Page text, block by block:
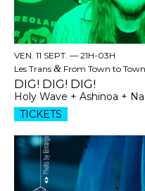
VEN. 11 SEPT. — 21H-03H
Les Trans & From Town to
DIG! DIG! DIG!
Holy Wave + Ashinoa +
TICKETS